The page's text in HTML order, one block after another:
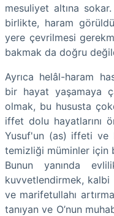
mesuliyet altına
birlikte, haram
yere çevrilmesi
bakmak da doğru
Ayrıca helâl-haram
bir hayat yaşamaya
olmak, bu hususta
iffet dolu hayatlarını
Yusuf'un (as) iffeti ve
temizliği müminler için
Bunun yanında
kuvvetlendirmek,
ve marifetullahı
tanıyan ve O’nun